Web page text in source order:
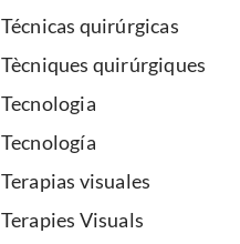
Técnicas quirúrgicas
Tècniques quirúrgiques
Tecnologia
Tecnología
Terapias visuales
Terapies Visuals